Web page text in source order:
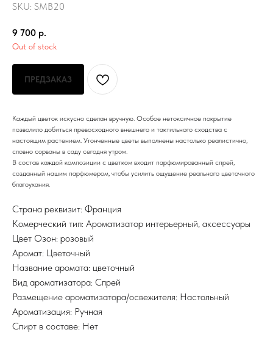
SKU: SMB20
9 700 р.
Out of stock
ПРЕДЗАКАЗ
Каждый цветок искусно сделан вручную. Особое нетоксичное покрытие
позволило добиться превосходного внешнего и тактильного сходства с
настоящим растением. Утонченные цветы выполнены настолько реалистично,
словно сорваны в саду сегодня утром.
В состав каждой композиции с цветком входит парфюмированный спрей,
созданный нашим парфюмером, чтобы усилить ощущение реального цветочного
благоухания.
Страна реквизит: Франция
Комерческий тип: Ароматизатор интерьерный, аксессуары
Цвет Озон: розовый
Аромат: Цветочный
Название аромата: цветочный
Вид ароматизатора: Спрей
Размещение ароматизатора/освежителя: Настольный
Ароматизация: Ручная
Спирт в составе: Нет